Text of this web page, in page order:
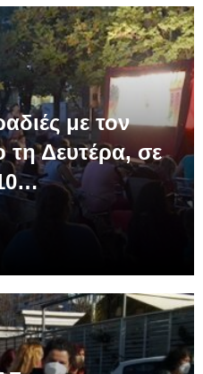
με τον
τη Δευτέρα, σε